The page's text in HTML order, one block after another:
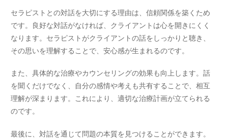
セラピストとの対話を大切にする理由は、信頼関係を築くため
です。良好な対話がなければ、クライアントは心を開きにくく
なります。セラピストがクライアントの話をしっかりと聴き、
その思いを理解することで、安心感が生まれるのです。
また、具体的な治療やカウンセリングの効果も向上します。話
を聞くだけでなく、自分の感情や考えも共有することで、相互
理解が深まります。これにより、適切な治療計画が立てられる
のです。
最後に、対話を通じて問題の本質を見つけることができます。